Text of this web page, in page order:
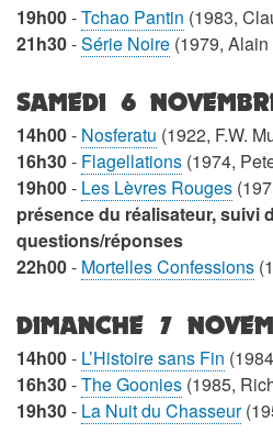
19h00-Tchao Pantin (1983,
21h30-Série Noire (1979,
SAMEDI 6
14h00- Nosferatu (1922, F.W.
16h30- Flagellations (1974,
19h00- Les Lèvres Rouges
présence du réalisateur, suivi
questions/réponses
22h00- Mortelles Confessions
DIMANCHE 7
14h00- L’Histoire sans Fin
16h30-The Goonies (1985,
19h30- La Nuit du Chasseur